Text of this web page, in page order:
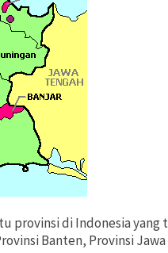
provinsi di Indonesia
Banten, Provinsi